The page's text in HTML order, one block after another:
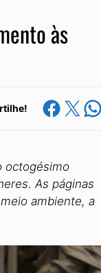
às
Share on
Share on X
octogésimo
As páginas
ambiente, a